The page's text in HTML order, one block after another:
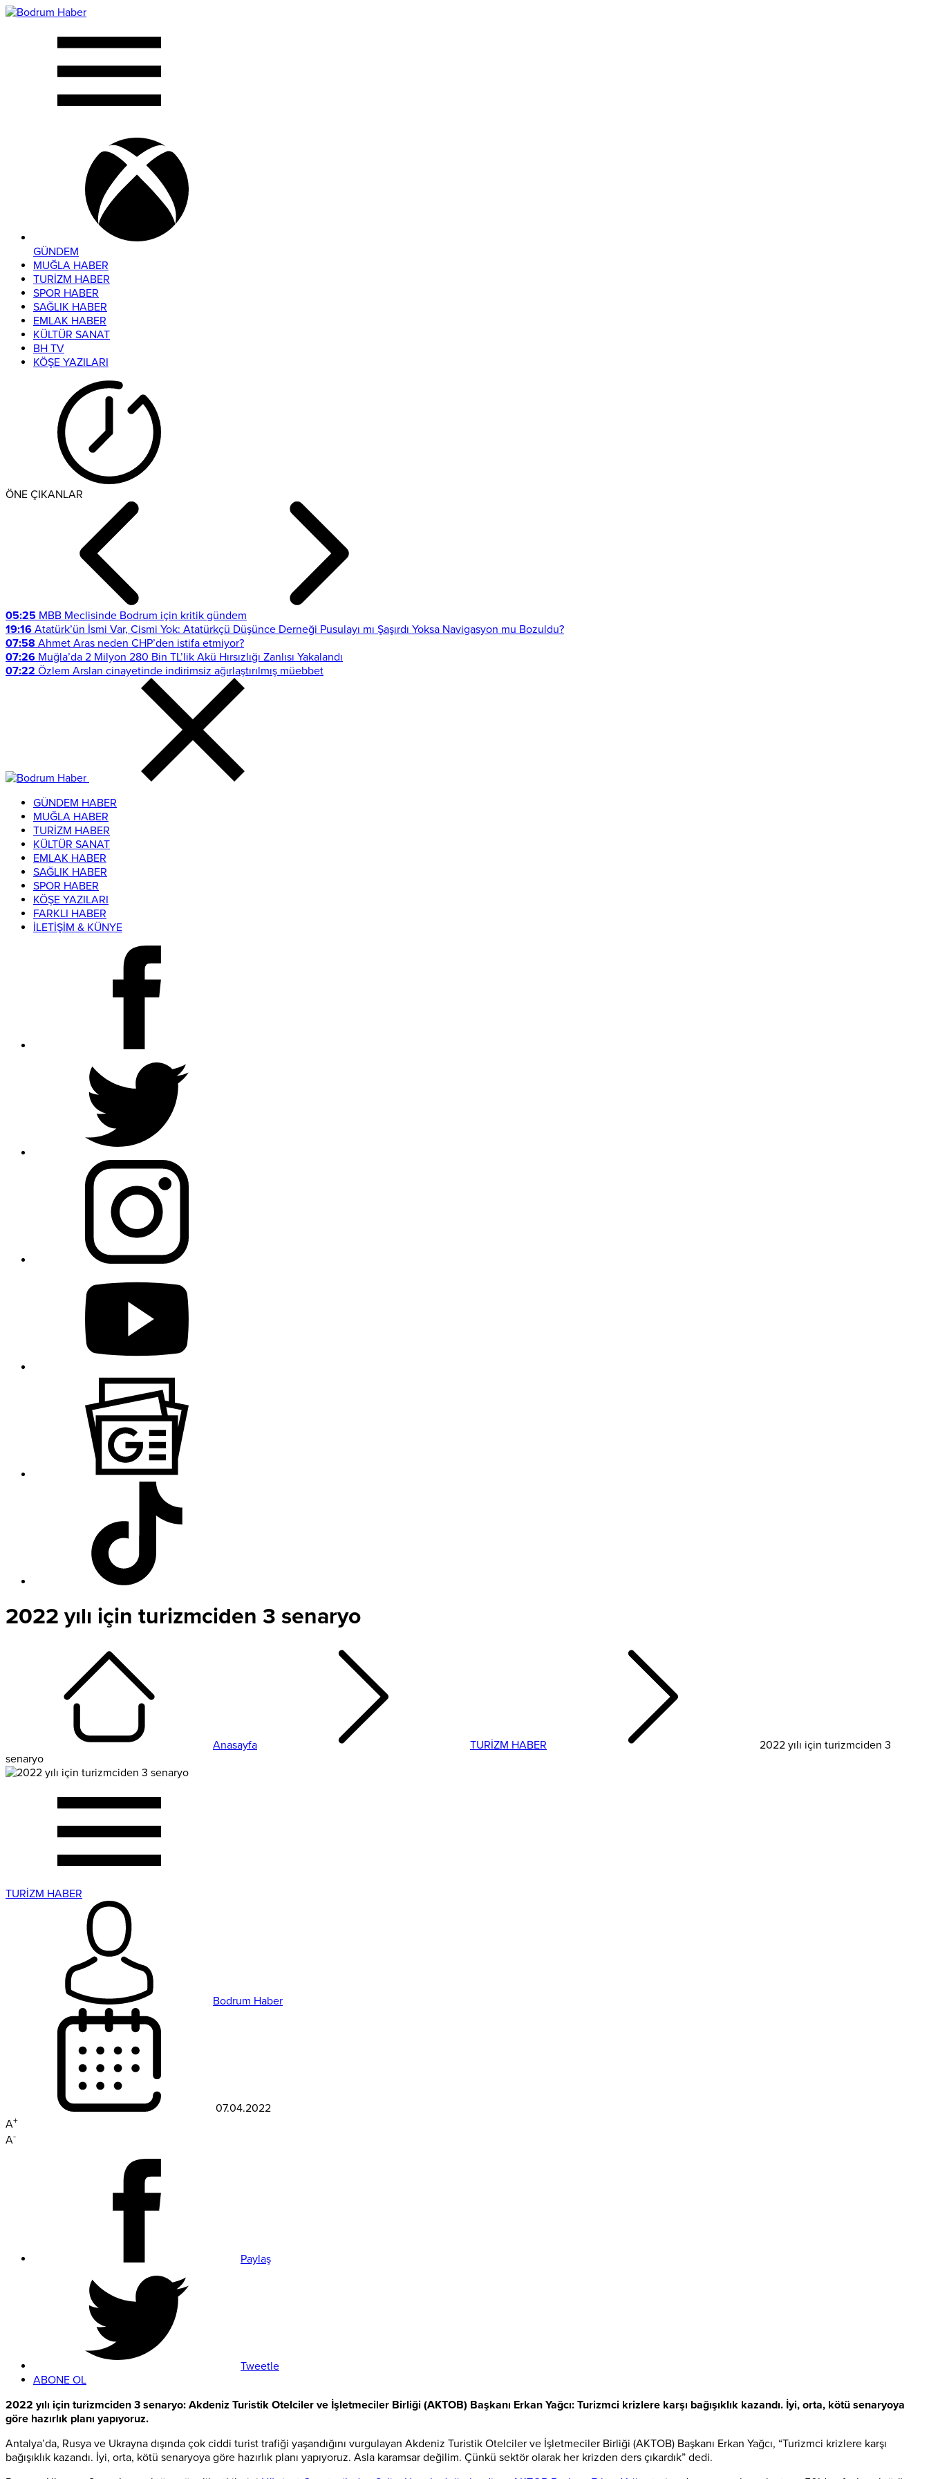
GÜNDEM
MUĞLA HABER
TURİZM HABER
SPOR HABER
SAĞLIK HABER
EMLAK HABER
KÜLTÜR SANAT
BH TV
KÖŞE YAZILARI
ÖNE ÇIKANLAR
05:25 MBB Meclisinde Bodrum için kritik gündem
19:16 Atatürk’ün İsmi Var, Cismi Yok: Atatürkçü Düşünce Derneği Pusulayı mı Şaşırdı Yoksa Navigasyon mu Bozuldu?
07:58 Ahmet Aras neden CHP’den istifa etmiyor?
07:26 Muğla’da 2 Milyon 280 Bin TL’lik Akü Hırsızlığı Zanlısı Yakalandı
07:22 Özlem Arslan cinayetinde indirimsiz ağırlaştırılmış müebbet
GÜNDEM HABER
MUĞLA HABER
TURİZM HABER
KÜLTÜR SANAT
EMLAK HABER
SAĞLIK HABER
SPOR HABER
KÖŞE YAZILARI
FARKLI HABER
İLETİŞİM & KÜNYE
2022 yılı için turizmciden 3 senaryo
Anasayfa TURİZM HABER
2022 yılı için turizmciden 3
senaryo
TURİZM HABER
Bodrum Haber
07.04.2022
A+
A-
Paylaş
Tweetle
ABONE OL
2022 yılı için turizmciden 3 senaryo: Akdeniz Turistik Otelciler ve İşletmeciler Birliği (AKTOB) Başkanı Erkan Yağcı: Turizmci krizlere karşı bağışıklık kazandı. İyi, orta, kötü senaryoya
göre hazırlık planı yapıyoruz.
Antalya’da, Rusya ve Ukrayna dışında çok ciddi turist trafiği yaşandığını vurgulayan Akdeniz Turistik Otelciler ve İşletmeciler Birliği (AKTOB) Başkanı Erkan Yağcı, “Turizmci krizlere karşı
bağışıklık kazandı. İyi, orta, kötü senaryoya göre hazırlık planı yapıyoruz. Asla karamsar değilim. Çünkü sektör olarak her krizden ders çıkardık” dedi.